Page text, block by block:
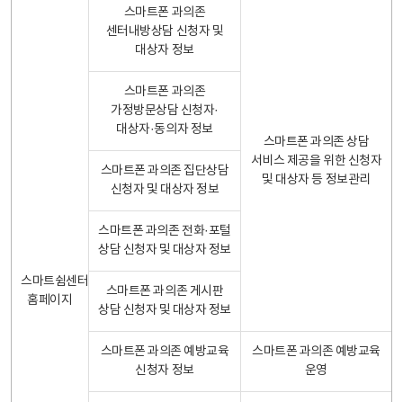
스마트쉼센터
홈페이지
스마트폰 과의존
센터내방상담 신청자 및
대상자 정보
스마트폰 과의존 상담
서비스 제공을 위한 신청자
및 대상자 등 정보관리
스마트폰 과의존
가정방문상담 신청자·
대상자·동의자 정보
스마트폰 과의존 집단상담
신청자 및 대상자 정보
스마트폰 과의존 전화·포털
상담 신청자 및 대상자 정보
스마트폰 과의존 게시판
상담 신청자 및 대상자 정보
스마트폰 과의존 예방교육
신청자 정보
스마트폰 과의존 예방교육
운영